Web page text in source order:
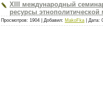
XIII международный
ресурсы этнополитической
Просмотров: 1904 | Добавил: MakoFka | Дата: